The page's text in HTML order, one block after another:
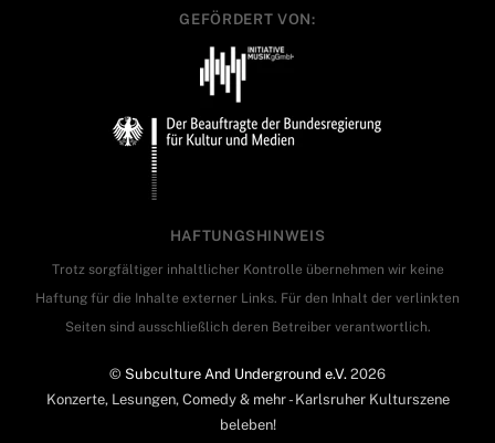
Top
GEFÖRDERT VON:
HAFTUNGSHINWEIS
Trotz sorgfältiger inhaltlicher Kontrolle übernehmen wir keine
Haftung für die Inhalte externer Links. Für den Inhalt der verlinkten
Seiten sind ausschließlich deren Betreiber verantwortlich.
© Subculture And Underground e.V. 2026
Konzerte, Lesungen, Comedy & mehr - Karlsruher Kulturszene
beleben!